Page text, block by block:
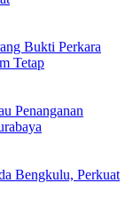
Bukti Perkara
Tetap
Penanganan
Bengkulu, Perkuat